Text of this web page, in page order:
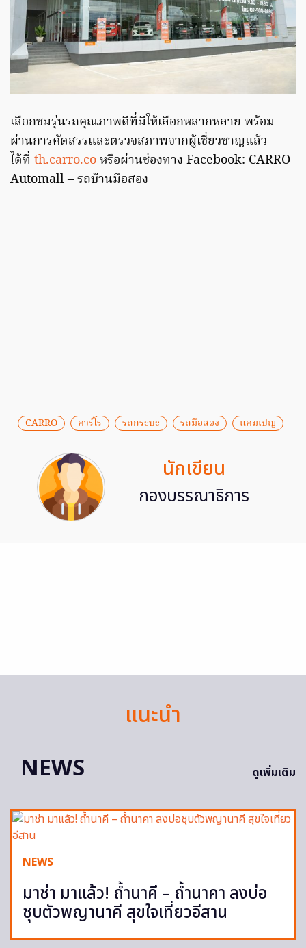
เลือกชมรุ่นรถคุณภาพดีที่มีให้เลือกหลากหลาย พร้อม
ผ่านการคัดสรรและตรวจสภาพจากผู้เชี่ยวชาญแล้ว
ได้ที่ th.carro.coหรือผ่านช่องทาง Facebook: CARRO
Automall – รถบ้านมือสอง
CARRO คาร์โร รถกระบะ รถมือสอง แคมเปญ
นักเขียน
กองบรรณาธิการ
แนะนำ
NEWS
ดูเพิ่มเติม
NEWS
มาช่า มาแล้ว! ถ้ำนาคี – ถ้ำนาคา ลงบ่อ
ชุบตัวพญานาคี สุขใจเที่ยวอีสาน